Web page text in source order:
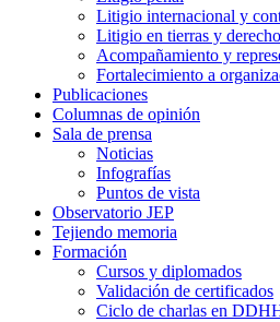
Litigio internacional y
Litigio en tierras y
Acompañamiento y
Fortalecimiento a
Publicaciones
Columnas de opinión
Sala de prensa
Noticias
Infografías
Puntos de vista
Observatorio JEP
Tejiendo memoria
Formación
Cursos y diplomados
Validación de certificados
Ciclo de charlas en